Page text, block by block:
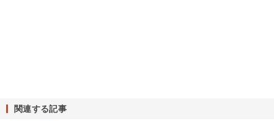
関連する記事